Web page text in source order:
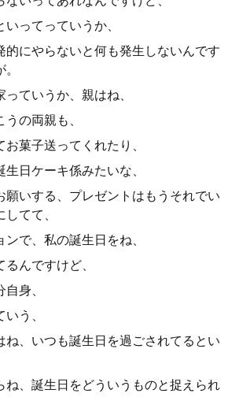
ってっていうか、
的にやらないと何も発生しないんです
ていうか、親はね、
の両親も、
菓子送ってくれたり、
日ケーキ係みたいな、
願いする、プレゼントはもうそれでい
てて、
で、私の誕生日をね、
んですけど、
身、
う、
ね、いつも誕生日を過ごされてるとい
ね、誕生日をどういうものと捉えられ